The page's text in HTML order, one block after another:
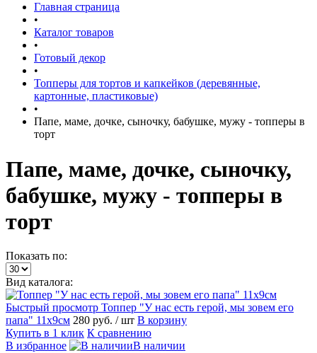
Главная страница
•
Каталог товаров
•
Готовый декор
•
Топперы для тортов и капкейков (деревянные,
картонные, пластиковые)
•
Папе, маме, дочке, сыночку, бабушке, мужу - топперы в
торт
Папе, маме, дочке, сыночку,
бабушке, мужу - топперы в
торт
Показать по:
Вид каталога:
Быстрый просмотр Топпер "У нас есть герой, мы зовем его
папа" 11х9см 280 руб. / шт В корзину
Купить в 1 клик К сравнению
В избранное
В наличии